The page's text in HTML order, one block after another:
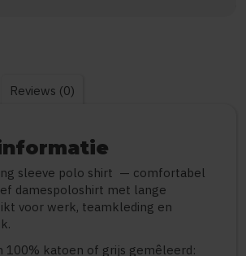
Reviews (0)
sleeve polo shirt — comfortabel
damespoloshirt met lange
voor werk, teamkleding en
100% katoen of grijs gemêleerd: